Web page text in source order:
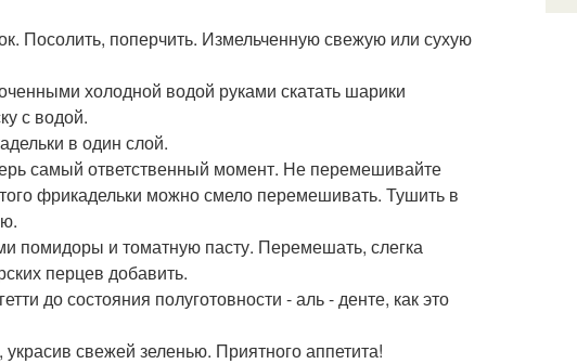
Посолить, поперчить. Измельченную свежую или сухую
холодной водой руками скатать шарики
с водой.
в один слой.
самый ответственный момент. Не перемешивайте
фрикадельки можно смело перемешивать. Тушить в
помидоры и томатную пасту. Перемешать, слегка
перцев добавить.
до состояния полуготовности - аль - денте, как это
свежей зеленью. Приятного аппетита!